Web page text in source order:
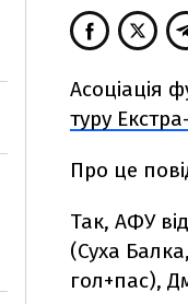
Асоціація
туру
Про це
Так, АФУ
(Суха
гол+пас),